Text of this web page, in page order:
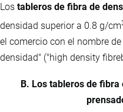
Los tableros de fibra de
densidad superior a 0.8 g/cm
el comercio con el nombre
densidad" ("high density
B. Los tableros de